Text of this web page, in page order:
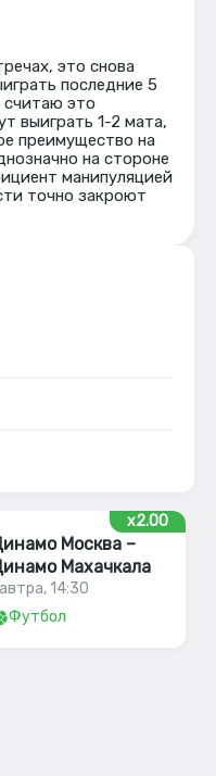
это снова
последние 5
считаю это
выиграть 1-2 мата,
преимущество на
на стороне
манипуляцией
точно закроют
x2.00
Москва –
Махачкала
14:30
Футбол